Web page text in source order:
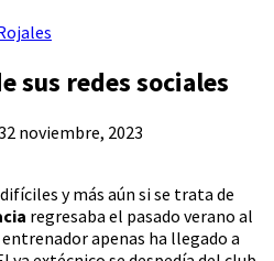
sus redes sociales
2 noviembre, 2023
y más aún si se trata de
regresaba el pasado verano al
apenas ha llegado a